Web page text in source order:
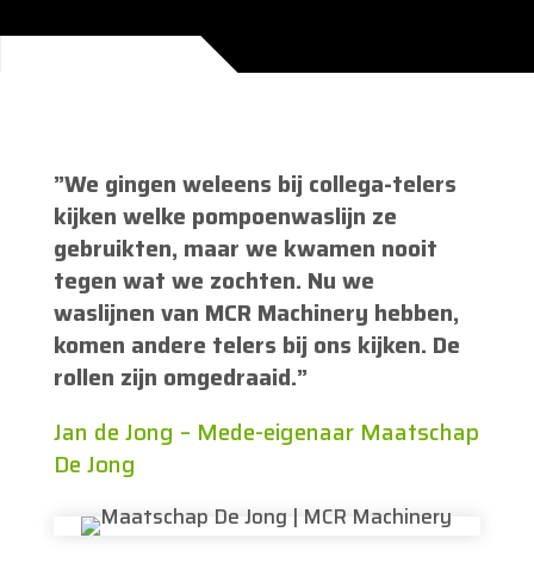
”We gingen weleens bij collega-telers
kijken welke pompoenwaslijn ze
gebruikten, maar we kwamen nooit
tegen wat we zochten. Nu we
waslijnen van MCR Machinery hebben,
komen andere telers bij ons kijken. De
rollen zijn omgedraaid.”
Jan de Jong – Mede-eigenaar Maatschap
De Jong